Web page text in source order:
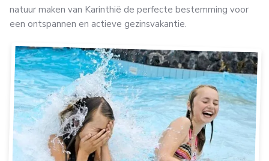
natuur maken van Karinthië de perfecte bestemming voor
een ontspannen en actieve gezinsvakantie.